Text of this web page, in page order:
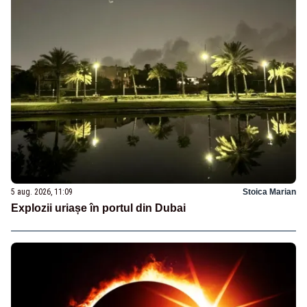
5 aug. 2026, 11:09 Stoica Marian
Explozii uriașe în portul din Dubai